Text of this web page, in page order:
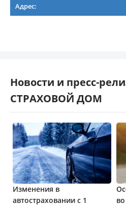
Адрес:
Новости и пресс-
СТРАХОВОЙ ДОМ
Изменения в
автостраховании с 1